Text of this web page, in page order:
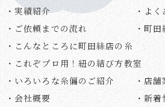
・実績紹介
・よ
・ご依頼までの流れ
・町田
・こんなところに町田絲店の糸
・これぞプロ用！紐の結び方教室
・いろいろな糸偏のご紹介
・店
・会社概要
・新着